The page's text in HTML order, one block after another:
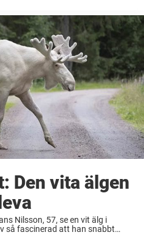
Den vita älgen
Nilsson, 57, se en vit älg i
så fascinerad att han snabbt